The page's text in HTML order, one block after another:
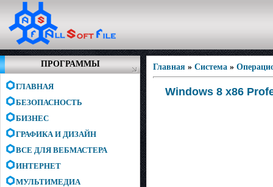
ПРОГРАММЫ
ГЛАВНАЯ
БЕЗОПАСНОСТЬ
БИЗНЕС
ГРАФИКА И ДИЗАЙН
ВСЕ ДЛЯ ВЕБМАСТЕРА
ИНТЕРНЕТ
МУЛЬТИМЕДИА
Главная » Система »
Windows 8 x86